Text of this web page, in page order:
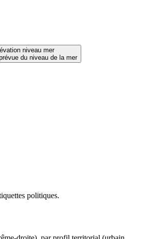
niveau mer
du niveau de la mer
politiques.